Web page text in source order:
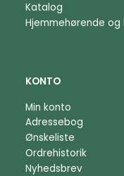
Katalog
Hjemmehørende
KONTO
Min konto
Adressebog
Ønskeliste
Ordrehistorik
Nyhedsbrev